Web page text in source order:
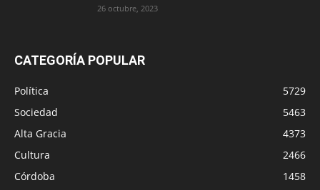
26 octubre, 2023
CATEGORÍA POPULAR
Política
5729
Sociedad
5463
Alta Gracia
4373
Cultura
2466
Córdoba
1458